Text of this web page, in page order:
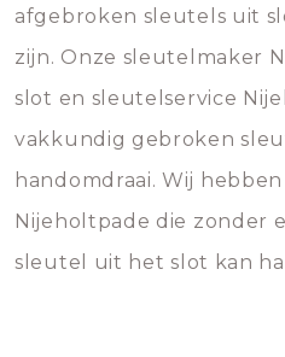
afgebroken sleutels uit
zijn. Onze sleutelmaker
slot en sleutelservice
vakkundig gebroken
handomdraai. Wij
Nijeholtpade die zonder
sleutel uit het slot kan